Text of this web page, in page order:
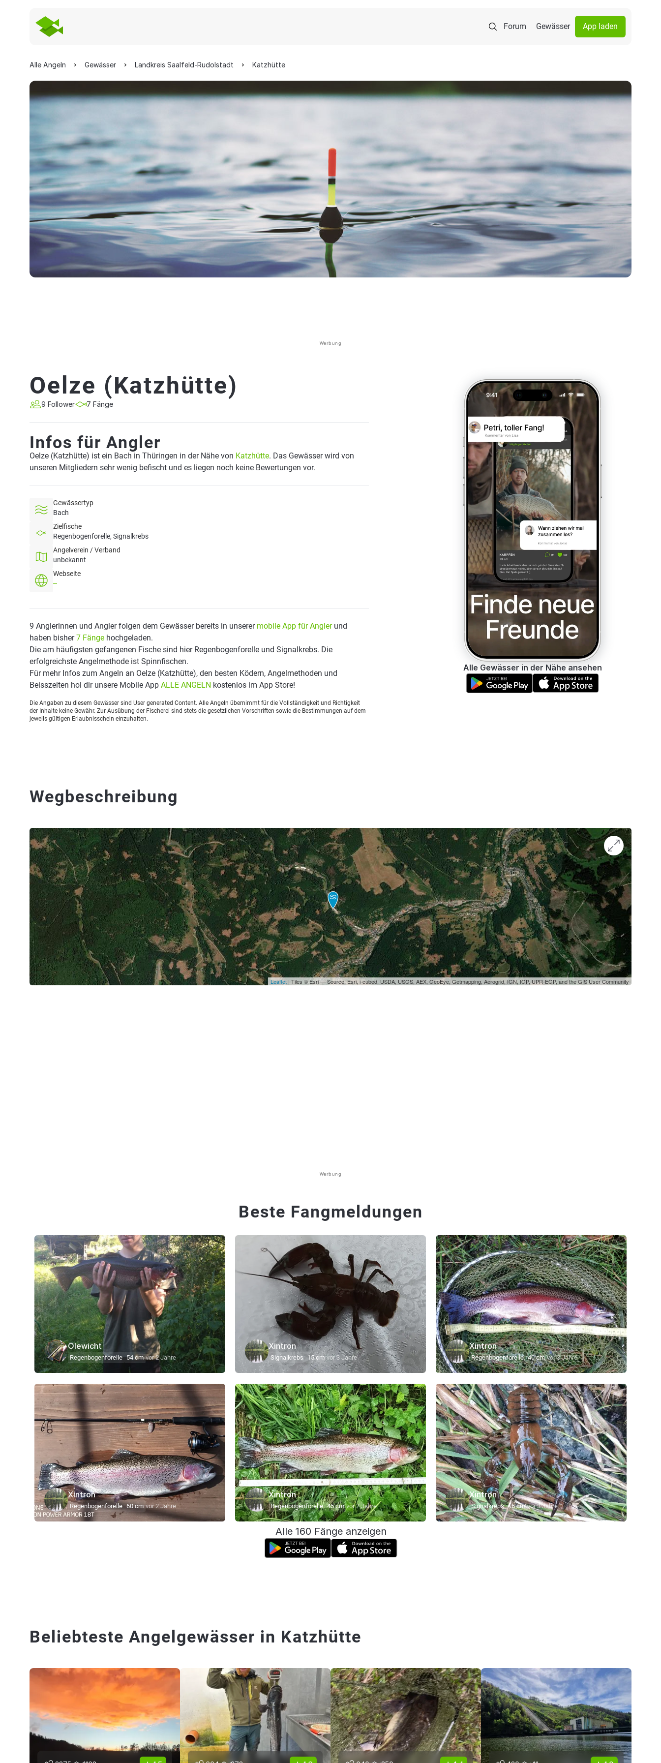
Forum Gewässer App laden
Alle Angeln Gewässer Landkreis Saalfeld-Rudolstadt Katzhütte
Werbung
Oelze (Katzhütte)
9 Follower 7 Fänge
Infos für Angler
Oelze (Katzhütte) ist ein Bach in Thüringen in der Nähe von Katzhütte. Das Gewässer wird von
unseren Mitgliedern sehr wenig befischt und es liegen noch keine Bewertungen vor.
Gewässertyp
Bach
Zielfische
Regenbogenforelle, Signalkrebs
Angelverein / Verband
unbekannt
Webseite
--
9 Anglerinnen und Angler folgen dem Gewässer bereits in unserer mobile App für Anglerund
haben bisher7 Fänge hochgeladen.
Die am häufigsten gefangenen Fische sind hier Regenbogenforelle und Signalkrebs. Die
erfolgreichste Angelmethode ist Spinnfischen.
Für mehr Infos zum Angeln an Oelze (Katzhütte), den besten Ködern, Angelmethoden und
Beisszeiten hol dir unsere Mobile App ALLE ANGELN kostenlos im App Store!
Die Angaben zu diesem Gewässer sind User generated Content. Alle Angeln übernimmt für die Vollständigkeit und Richtigkeit
der Inhalte keine Gewähr. Zur Ausübung der Fischerei sind stets die gesetzlichen Vorschriften sowie die Bestimmungen auf dem
jeweils gültigen Erlaubnisschein einzuhalten.
Alle Gewässer in der Nähe ansehen
Wegbeschreibung
Leaflet | Tiles © Esri — Source: Esri, i-cubed, USDA, USGS, AEX, GeoEye, Getmapping, Aerogrid, IGN, IGP, UPR-EGP, and the GIS User Community
Werbung
Beste Fangmeldungen
Olewicht
Regenbogenforelle 54 cm vor 2 Jahre
Xintron
Signalkrebs 15 cm vor 3 Jahre
Xintron
Regenbogenforelle 40 cm vor 3 Jahre
Xintron
Regenbogenforelle 60 cm vor 2 Jahre
Xintron
Regenbogenforelle 45 cm vor 2 Jahre
Xintron
Signalkrebs 16 cm vor 3 Jahre
Alle 160 Fänge anzeigen
Beliebteste Angelgewässer in Katzhütte